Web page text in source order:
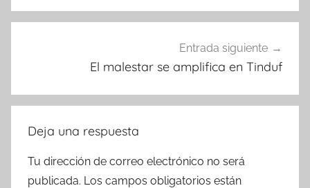
Entrada siguiente
El malestar se amplifica en Tinduf
Deja una respuesta
Tu dirección de correo electrónico no será
publicada. Los campos obligatorios están